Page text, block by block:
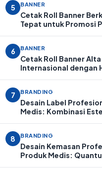
5 BANNER
Cetak Roll Banner
Tepat untuk Promosi
6 BANNER
Cetak Roll Banner
Internasional dengan
7 BRANDING
Desain Label
Medis: Kombinasi
8 BRANDING
Desain Kemasan
Produk Medis: